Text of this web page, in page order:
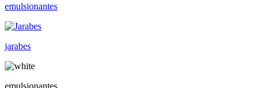
emulsionantes
jarabes
emulsionantes